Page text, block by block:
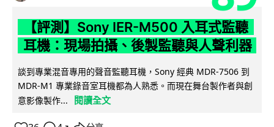
【評測】Sony IER-M500 入耳式監聽
耳機：現場拍攝、後製監聽與人聲利器
談到專業混音專用的聲音監聽耳機，Sony 經典 MDR-7506 到
MDR-M1 專業錄音室耳機都為人熟悉。而現在舞台製作者與創
意影像製作...
閱讀全文